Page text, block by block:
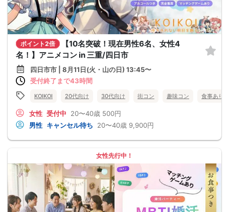
ポイント2倍
【10名突破！現在男性6名、女性4
名！】アニメコン in 三重/四日市
四日市市 | 8月11日(火・山の日) 13:45〜
受付終了まで43時間
KOIKOI 20代向け 30代向け 街コン 趣味コン 食事あり
女性 受付中 20〜40歳 500円
男性 キャンセル待ち 20〜40歳 9,900円
女性先行中！